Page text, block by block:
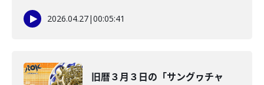
2026.04.27|00:05:41
旧暦３月３日の「サングヮチャ